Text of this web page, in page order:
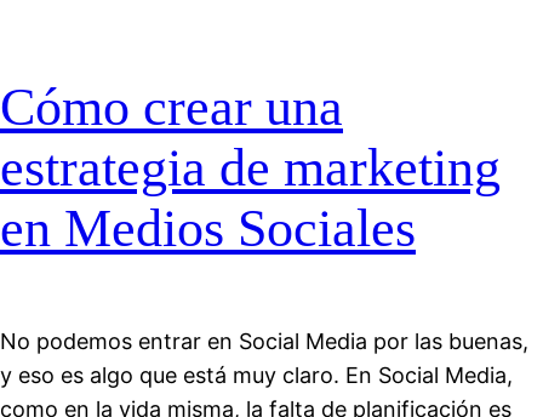
Cómo crear una
estrategia de marketing
en Medios Sociales
No podemos entrar en Social Media por las buenas,
y eso es algo que está muy claro. En Social Media,
como en la vida misma, la falta de planificación es